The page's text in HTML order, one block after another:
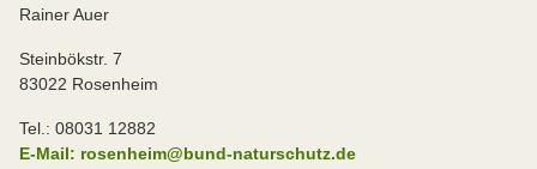
Rainer Auer
Steinbökstr. 7
83022 Rosenheim
Tel.: 08031 12882
E-Mail: rosenheim@bund-naturschutz.de